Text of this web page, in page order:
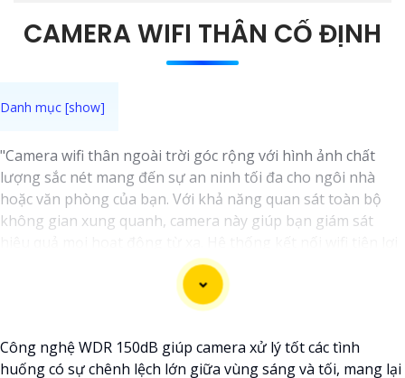
CAMERA WIFI THÂN CỐ ĐỊNH
"Camera wifi thân ngoài trời góc rộng với hình ảnh chất
lượng sắc nét mang đến sự an ninh tối đa cho ngôi nhà
hoặc văn phòng của bạn. Với khả năng quan sát toàn bộ
không gian xung quanh, camera này giúp bạn giám sát
cho phép bạn theo dõi mọi thay đổi một cách dễ dàng
thông qua điện thoại di động hoặc máy tính. với góc quay
rộng, camera giúp bạn không bỏ sót bất kỳ chi tiết nào
chống nước, phục vụ tốt trong mọi điều kiện thời tiết khắc
nghiệt. Đảm bảo an ninh cho ngôi nhà, cửa hàng hoặc văn
Công nghệ WDR 150dB giúp camera xử lý tốt các tình
huống có sự chênh lệch lớn giữa vùng sáng và tối, mang lại